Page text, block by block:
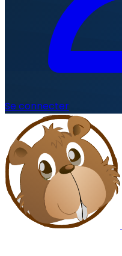
Se connecter